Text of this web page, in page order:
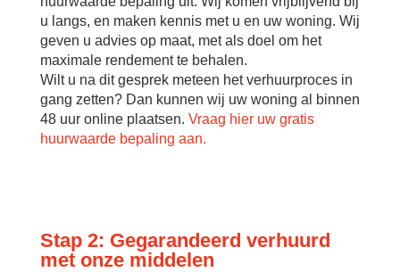
u langs, en maken kennis met u en uw woning. Wij
geven u advies op maat, met als doel om het
maximale rendement te behalen.
Wilt u na dit gesprek meteen het verhuurproces in
gang zetten? Dan kunnen wij uw woning al binnen
48 uur online plaatsen. Vraag hier uw gratis
huurwaarde bepaling aan.
Stap 2: Gegarandeerd verhuurd
met onze middelen